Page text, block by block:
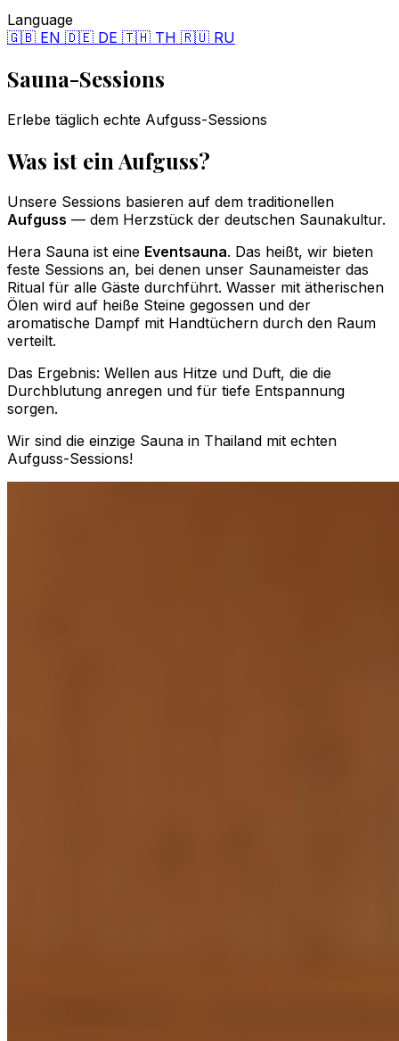
Language
🇬🇧 EN 🇩🇪 DE 🇹🇭 TH 🇷🇺 RU
Sauna-Sessions
Erlebe täglich echte Aufguss-Sessions
Was ist ein Aufguss?
Unsere Sessions basieren auf dem traditionellen
Aufguss — dem Herzstück der deutschen Saunakultur.
Hera Sauna ist eine Eventsauna. Das heißt, wir bieten
feste Sessions an, bei denen unser Saunameister das
Ritual für alle Gäste durchführt. Wasser mit ätherischen
Ölen wird auf heiße Steine gegossen und der
aromatische Dampf mit Handtüchern durch den Raum
verteilt.
Das Ergebnis: Wellen aus Hitze und Duft, die die
Durchblutung anregen und für tiefe Entspannung
sorgen.
Wir sind die einzige Sauna in Thailand mit echten
Aufguss-Sessions!